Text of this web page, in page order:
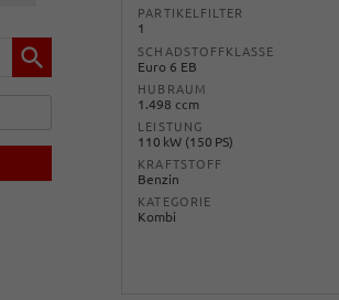
PARTIKELFILTER
1
SCHADSTOFFKLASSE
Euro 6 EB
HUBRAUM
1.498 ccm
LEISTUNG
110 kW (150 PS)
KRAFTSTOFF
Benzin
KATEGORIE
Kombi